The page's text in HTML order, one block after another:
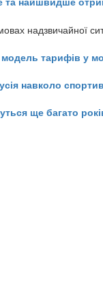
надзвичайної
тарифів у
навколо
ще багато